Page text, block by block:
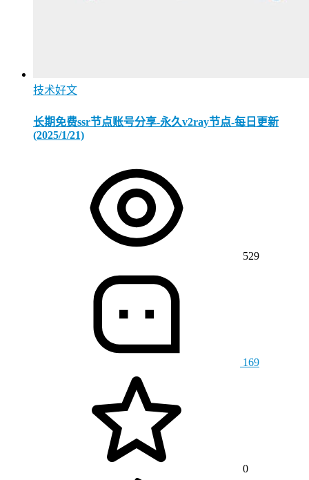
技术好文
长期免费ssr节点账号分享-永久v2ray节点-每日更新
(2025/1/21)
529
169
0